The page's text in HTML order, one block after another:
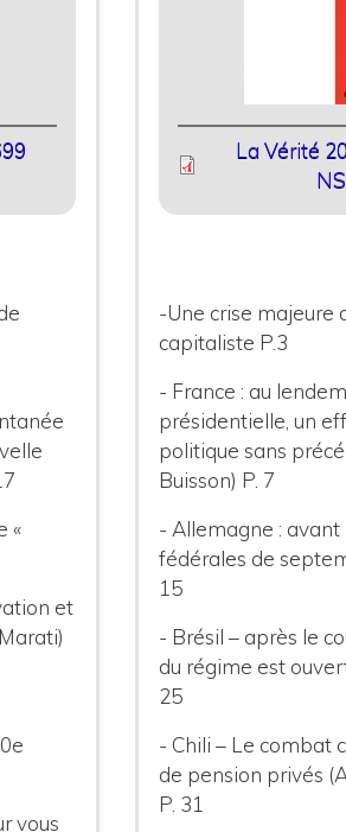
«
et
vous
La Vérité
-Une crise majeure
capitaliste P.3
- France : au
présidentielle, un
politique sans
Buisson) P. 7
- Allemagne : avant
fédérales de
15
- Brésil – après le
du régime est
25
- Chili – Le combat
de pension privés
P. 31